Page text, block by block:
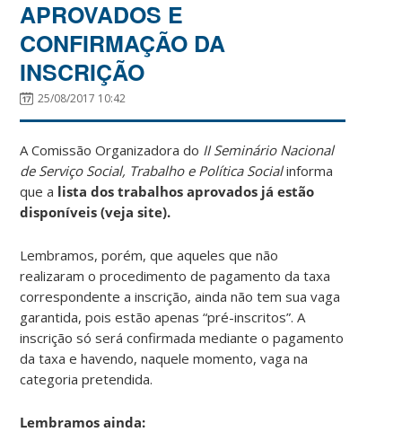
APROVADOS E
CONFIRMAÇÃO DA
INSCRIÇÃO
25/08/2017 10:42
A Comissão Organizadora do II Seminário Nacional
de Serviço Social, Trabalho e Política Socialinforma
que a lista dos trabalhos aprovados já estão
disponíveis (veja site).
Lembramos, porém, que aqueles que não
realizaram o procedimento de pagamento da taxa
correspondente a inscrição, ainda não tem sua vaga
garantida, pois estão apenas “pré-inscritos”. A
inscrição só será confirmada mediante o pagamento
da taxa e havendo, naquele momento, vaga na
categoria pretendida.
Lembramos ainda: